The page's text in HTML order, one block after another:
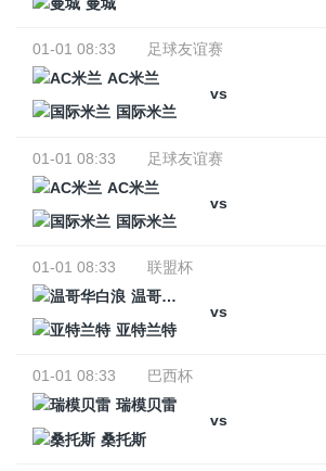
01-01 08:33
足球友谊赛
AC米兰
vs
国际米兰
01-01 08:33
足球友谊赛
AC米兰
vs
国际米兰
01-01 08:33
联盟杯
温哥华白浪
vs
亚特兰特
01-01 08:33
巴西杯
瑞模贝雷
vs
桑托斯